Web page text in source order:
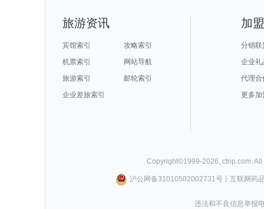
旅游资讯
宾馆索引
攻略索引
机票索引
网站导航
旅游索引
邮轮索引
企业差旅索引
加
分销联
企业礼
代理合
更多加
Copyright©1999-2026 ctrip.com .
沪公网备31010502002731号丨 互联网药
违法和不良信息举报